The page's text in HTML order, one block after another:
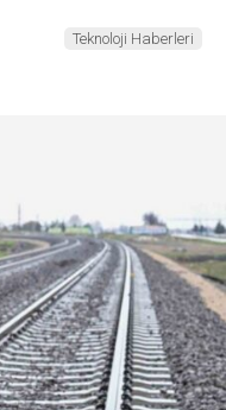
Teknoloji Haberleri